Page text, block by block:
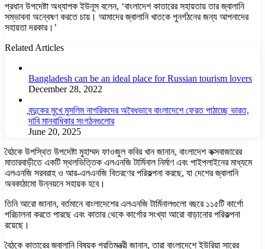
প্রধান উপদেষ্টা অধ্যাপক ইউনূস বলেন, ‘বাংলাদেশ কাতারের সহায়তায় তার জ্বালানি
সম্ভাবনা অন্বেষণ করতে চায়। আমাদের জ্বালানি খাতকে পুনর্গঠনের জন্য আপনাদের
সহায়তা দরকার।’
Related Articles
Bangladesh can be an ideal place for Russian tourism lovers
December 28, 2022
বন্দুকের মুখে মুসলিম নাগরিকদের অবৈধভাবে বাংলাদেশে ফেরত পাঠাচ্ছে ভারত,
দাবি মানবাধিকার সংগঠনগুলোর
June 20, 2025
বৈঠকে উপস্থিত উপদেষ্টা মুহাম্মদ ফাওজুল কবির খান জানান, বাংলাদেশ কক্সবাজারের
মাতারবাড়ীতে একটি স্থলভিত্তিক এলএনজি টার্মিনাল নির্মাণ এবং পাইপলাইনের মাধ্যমে
এলএনজি সরবরাহ ও আর-এলএনজি বিতরণের পরিকল্পনা করছে, যা দেশের জ্বালানি
অবকাঠামো উন্নয়নে সহায়ক হবে।
তিনি আরো জানান, বর্তমানে বাংলাদেশের এলএনজি টার্মিনালগুলো বছরে ১১৫টি কার্গো
পরিচালনা করতে পারছে এবং কাতার থেকে কার্গোর সংখ্যা আরো বাড়ানোর পরিকল্পনা
রয়েছে।
বৈঠকে কাতারের জ্বালানি বিষয়ক প্রতিমন্ত্রী জানান, তারা বাংলাদেশে ইউরিয়া সারের